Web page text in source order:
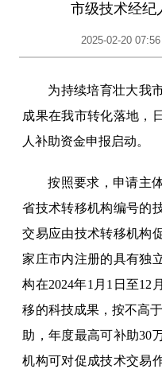
市级技术经纪
2025-02-20 07:56
为持续培育壮大我
成果在我市转化落地，
人补助资金申报启动。
按照要求，申请主
省技术转移机构编号的
交易应由技术转移机构
家庄市内注册的具有独
构在2024年1月1日至12
移的科技成果，按不高
助，年度最高可补助30
机构可对促成技术交易